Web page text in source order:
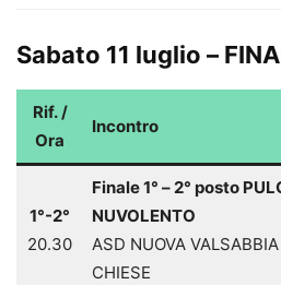
Sabato 11 luglio –
Rif. /
Ora
Incontro
1°-2°
20.30
Finale 1° – 2° posto
NUVOLENTO
ASD NUOVA
CHIESE